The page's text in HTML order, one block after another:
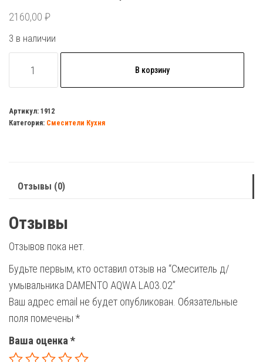
2160,00 ₽
3 в наличии
товара
д/
умывальника
В корзину
Артикул: 1912
Категория: Смесители Кухня
Отзывы (0)
Отзывы
Отзывов пока нет.
Будьте первым, кто оставил отзыв на “Смеситель д/
умывальника DAMENTO AQWA LA03.02”
Ваш адрес email не будет опубликован. Обязательные
поля помечены *
Ваша оценка*